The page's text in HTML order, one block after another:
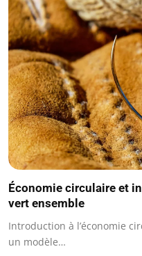
Économie circulaire et
vert ensemble
Introduction à l’économie
un modèle…